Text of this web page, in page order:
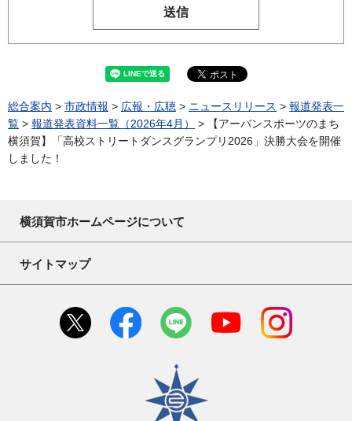
総合案内 > 市政情報 > 広報・広聴 > ニュースリリース > 報道発表一
覧 > 報道発表資料一覧（2026年4月）
> 【アーバンスポーツのまち
横須賀】「高校ストリートダンスグランプリ2026」決勝大会を開催
しました！
横須賀市ホームページについて
サイトマップ
横須賀市